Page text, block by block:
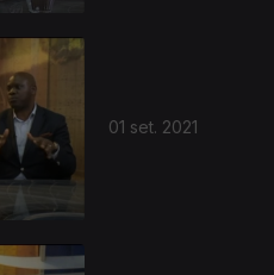
01 set. 2021